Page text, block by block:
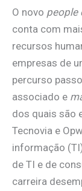
O novo people
conta com
recursos
empresas de
percurso
associado e
dos quais são
Tecnovia e
informação
de TI e de
carreira